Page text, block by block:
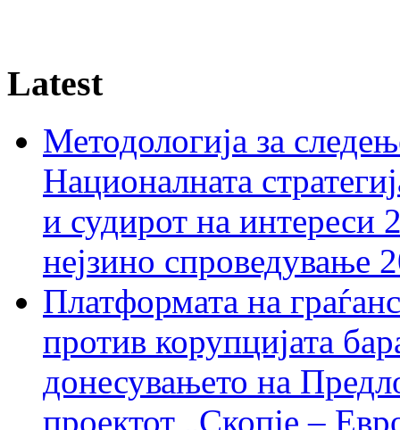
Latest
Методологија за
Националната
и судирот на интереси
нејзино спроведување
Платформата на
против корупцијата
донесувањето на
проектот „Скопје –